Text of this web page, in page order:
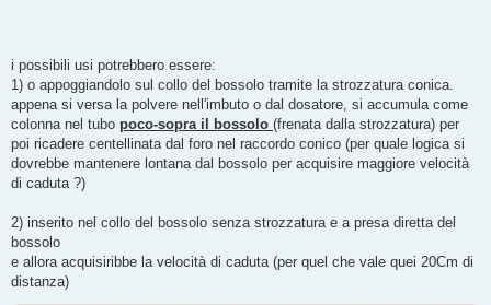
i possibili usi potrebbero essere:
1) o appoggiandolo sul collo del bossolo tramite la strozzatura conica.
appena si versa la polvere nell'imbuto o dal dosatore, si accumula come
colonna nel tubo poco-sopra il bossolo (frenata dalla strozzatura) per
poi ricadere centellinata dal foro nel raccordo conico (per quale logica si
dovrebbe mantenere lontana dal bossolo per acquisire maggiore velocità
di caduta ?)
2) inserito nel collo del bossolo senza strozzatura e a presa diretta del
bossolo
e allora acquisiribbe la velocità di caduta (per quel che vale quei 20Cm di
distanza)